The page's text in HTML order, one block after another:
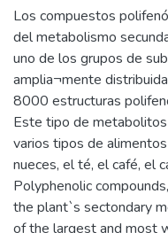
Los compuestos
del metabolismo
uno de los grupos de
amplia¬mente
8000 estructuras
Este tipo de
varios tipos de
nueces, el té, el café, el
Polyphenolic
the plant`s sectondary
of the largest and most